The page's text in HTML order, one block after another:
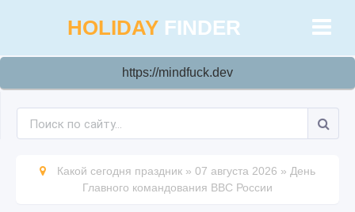
HOLIDAY FINDER
https://mindfuck.dev
Какой сегодня праздник » 07 августа 2026 » День
Главного командования ВВС России